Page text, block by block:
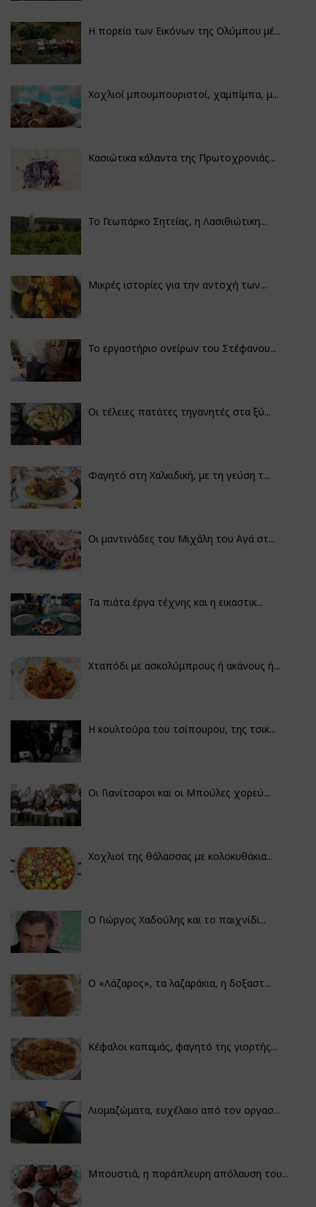
Η πορεία των Εικόνων της Ολύμπου μέ...
Χοχλιοί μπουμπουριστοί, χαμπίμπα, μ...
Κασιώτικα κάλαντα της Πρωτοχρονιάς...
Το Γεωπάρκο Σητείας, η Λασιθιώτικη...
Μικρές ιστορίες για την αντοχή των...
Το εργαστήριο ονείρων του Στέφανου...
Οι τέλειες πατάτες τηγανητές στα ξύ...
Φαγητό στη Χαλκιδική, με τη γεύση τ...
Οι μαντινάδες του Μιχάλη του Αγά στ...
Τα πιάτα έργα τέχνης και η εικαστικ...
Χταπόδι με ασκολύμπρους ή ακάνους ή...
Η κουλτούρα του τσίπουρου, της τσικ...
Οι Γιανίτσαροι και οι Μπούλες χορεύ...
Χοχλιοί της θάλασσας με κολοκυθάκια...
Ο Γιώργος Χαδούλης και το παιχνίδι...
Ο «Λάζαρος», τα λαζαράκια, η δοξαστ...
Κέφαλοι καπαμάς, φαγητό της γιορτής...
Λιομαζώματα, ευχέλαιο από τον οργασ...
Μπουστιά, η παράπλευρη απόλαυση του...